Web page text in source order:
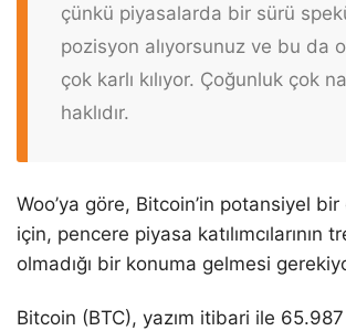
çünkü piyasalarda bir sürü
pozisyon alıyorsunuz ve bu da
çok karlı kılıyor. Çoğunluk çok
haklıdır.
Woo’ya göre, Bitcoin’in potansiyel
için, pencere piyasa katılımcılarının
olmadığı bir konuma gelmesi
Bitcoin (BTC), yazım itibari ile